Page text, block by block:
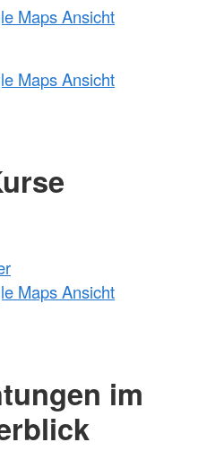
Maps Ansicht
Maps Ansicht
Maps Ansicht
im